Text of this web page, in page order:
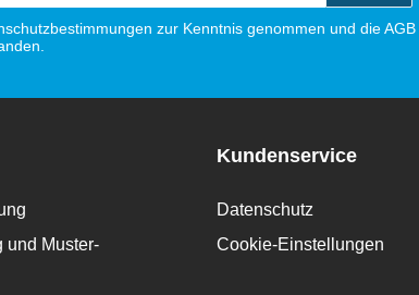
Adresse*
zur Kenntnis genommen und dieAGB
und Muster-
Kundenservice
Datenschutz
Cookie-Einstellungen